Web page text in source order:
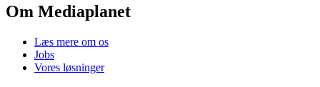
Om Mediaplanet
Læs mere om os
Jobs
Vores løsninger